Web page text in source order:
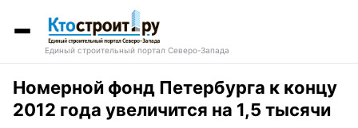
Единый строительный портал Северо-Запада
Номерной фонд Петербурга к концу
2012 года увеличится на 1,5 тысячи